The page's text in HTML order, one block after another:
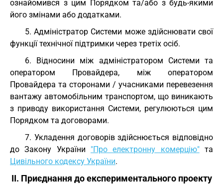
ознайомився з цим Порядком та/або з будь-якими
його змінами або додатками.
5. Адміністратор Системи може здійснювати свої
функції технічної підтримки через третіх осіб.
6. Відносини між адміністратором Системи та
оператором Провайдера, між оператором
Провайдера та сторонами / учасниками перевезення
вантажу автомобільним транспортом, що виникають
з приводу використання Системи, регулюються цим
Порядком та договорами.
7. Укладення договорів здійснюється відповідно
до Закону України "Про електронну комерцію"та
Цивільного кодексу України.
II. Приєднання до експериментального проекту